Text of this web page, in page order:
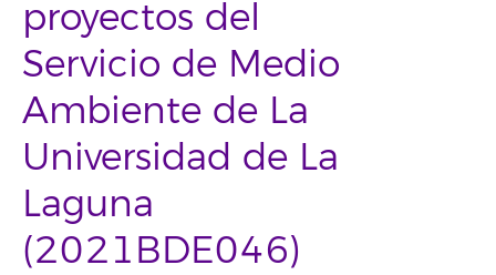
proyectos del
Servicio de Medio
Ambiente de La
Universidad de La
Laguna
(2021BDE046)